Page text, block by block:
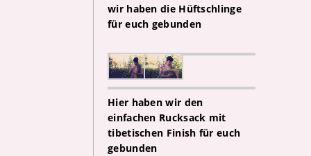
wir haben die Hüftschlinge
für euch gebunden
Hier haben wir den
einfachen Rucksack mit
tibetischen Finish für euch
gebunden